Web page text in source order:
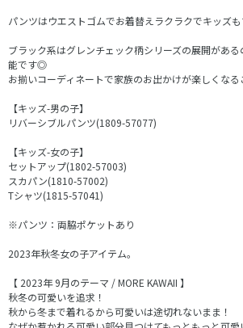
パンツはウエストゴムでお着替えラクラクでキッズも
ブラック系はグレンチェック柄シリーズの展開があ
能です◎
お揃いコーディネートで家族のお出かけが楽しくなる
【キッズ-男の子】
リバーシブルパンツ(1809-57077)
【キッズ-女の子】
セットアップ(1802-57003)
スカパン(1810-57002)
Tシャツ(1815-57041)
※パンツ：両脇ポケットあり
2023年秋冬女の子アイテム。
【 2023年 9月のテーマ / MORE KAWAII 】
秋冬の可愛いを追求！
秋から冬まで着れるから可愛いは途切れないまま！